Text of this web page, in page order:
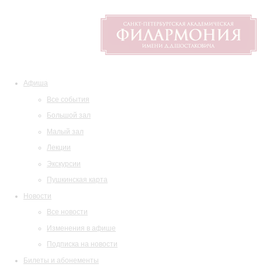
Афиша
Все события
Большой зал
Малый зал
Лекции
Экскурсии
Пушкинская карта
Новости
Все новости
Изменения в афише
Подписка на новости
Билеты и абонементы